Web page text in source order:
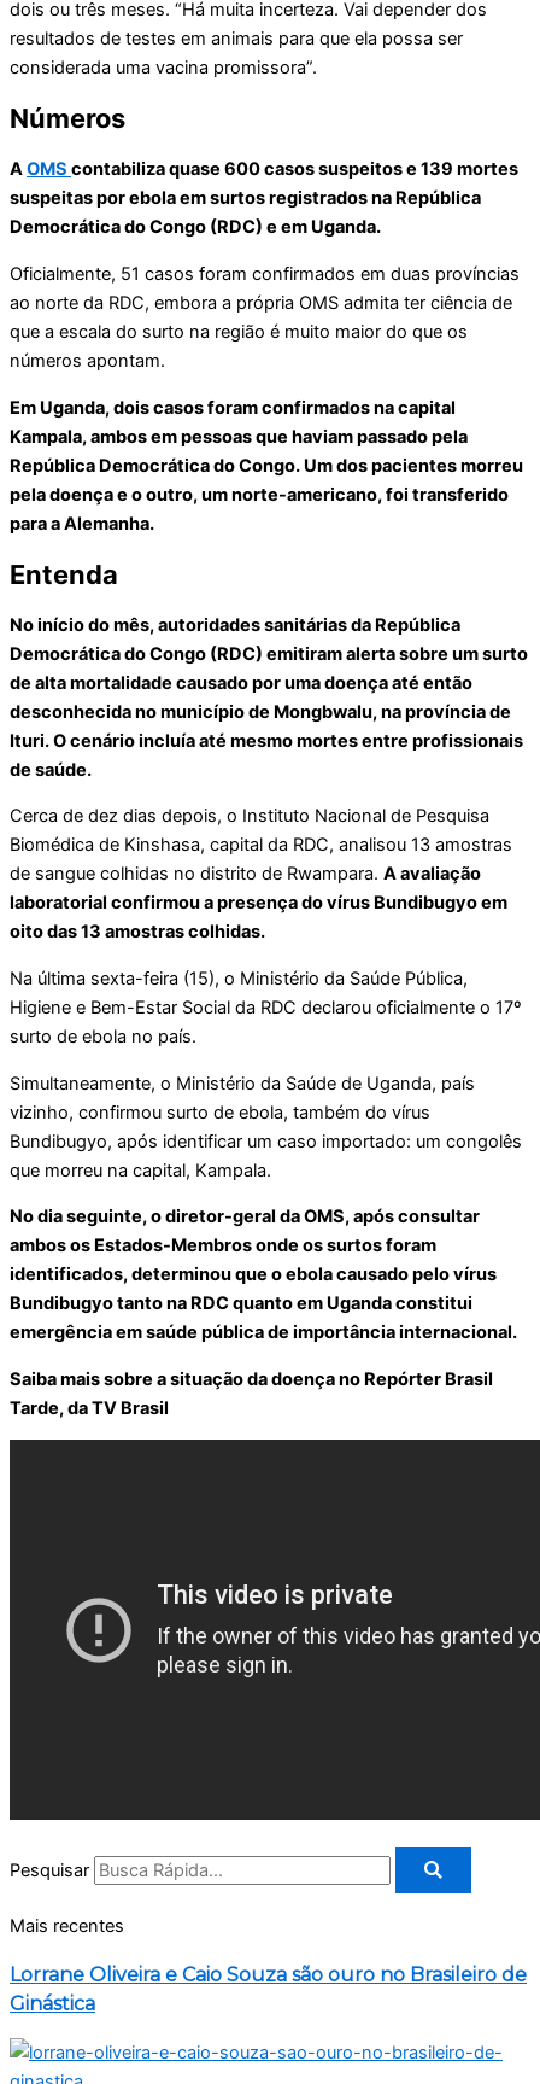
dois ou três meses. “Há muita incerteza. Vai depender dos
resultados de testes em animais para que ela possa ser
considerada uma vacina promissora”.
Números
AOMS contabiliza quase 600 casos suspeitos e 139 mortes
suspeitas por ebola em surtos registrados na República
Democrática do Congo (RDC) e em Uganda.
Oficialmente, 51 casos foram confirmados em duas províncias
ao norte da RDC, embora a própria OMS admita ter ciência de
que a escala do surto na região é muito maior do que os
números apontam.
Em Uganda, dois casos foram confirmados na capital
Kampala, ambos em pessoas que haviam passado pela
República Democrática do Congo. Um dos pacientes morreu
pela doença e o outro, um norte-americano, foi transferido
para a Alemanha.
Entenda
No início do mês, autoridades sanitárias da República
Democrática do Congo (RDC) emitiram alerta sobre um surto
de alta mortalidade causado por uma doença até então
desconhecida no município de Mongbwalu, na província de
Ituri. O cenário incluía até mesmo mortes entre profissionais
de saúde.
Cerca de dez dias depois, o Instituto Nacional de Pesquisa
Biomédica de Kinshasa, capital da RDC, analisou 13 amostras
de sangue colhidas no distrito de Rwampara. A avaliação
laboratorial confirmou a presença do vírus Bundibugyo em
oito das 13 amostras colhidas.
Na última sexta-feira (15), o Ministério da Saúde Pública,
Higiene e Bem-Estar Social da RDC declarou oficialmente o 17º
surto de ebola no país.
Simultaneamente, o Ministério da Saúde de Uganda, país
vizinho, confirmou surto de ebola, também do vírus
Bundibugyo, após identificar um caso importado: um congolês
que morreu na capital, Kampala.
No dia seguinte, o diretor-geral da OMS, após consultar
ambos os Estados-Membros onde os surtos foram
identificados, determinou que o ebola causado pelo vírus
Bundibugyo tanto na RDC quanto em Uganda constitui
emergência em saúde pública de importância internacional.
Saiba mais sobre a situação da doença no Repórter Brasil
Tarde, da TV Brasil
Pesquisar
Mais recentes
Lorrane Oliveira e Caio Souza são ouro no Brasileiro de
Ginástica